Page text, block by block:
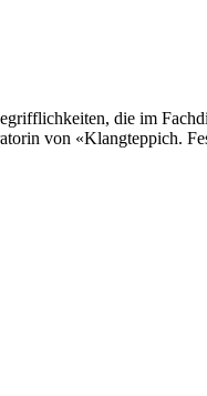
die im
von «Klangteppich.